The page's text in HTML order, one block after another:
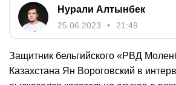
Нурали Алтынбек
25.06.2023 21:49
Защитник бельгийского «РВД
Казахстана Ян Вороговский в